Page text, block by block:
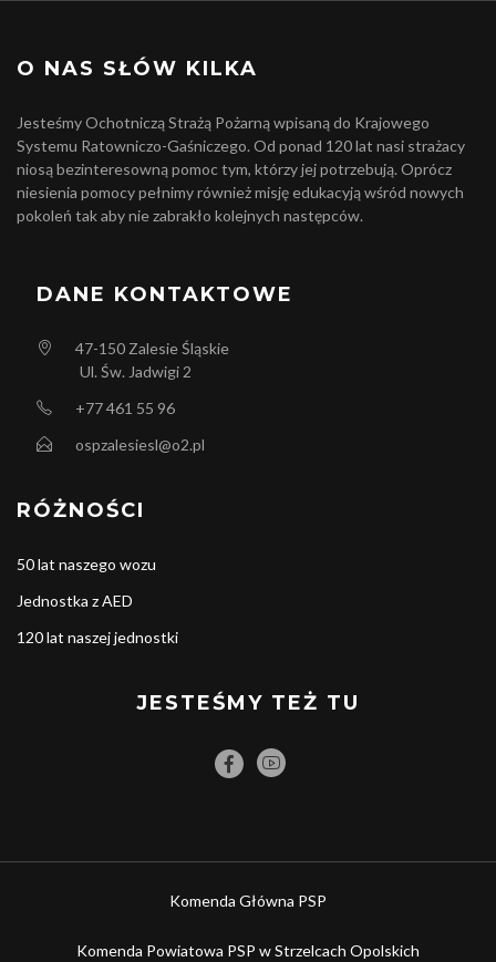
O NAS SŁÓW KILKA
Jesteśmy Ochotniczą Strażą Pożarną wpisaną do Krajowego
Systemu Ratowniczo-Gaśniczego. Od ponad 120 lat nasi strażacy
niosą bezinteresowną pomoc tym, którzy jej potrzebują. Oprócz
niesienia pomocy pełnimy również misję edukacyją wśród nowych
pokoleń tak aby nie zabrakło kolejnych następców.
DANE KONTAKTOWE
47-150 Zalesie Śląskie
Ul. Św. Jadwigi 2
+77 461 55 96
ospzalesiesl@o2.pl
RÓŻNOŚCI
50 lat naszego wozu
Jednostka z AED
120 lat naszej jednostki
JESTEŚMY TEŻ TU
Komenda Główna PSP
Komenda Powiatowa PSP w Strzelcach Opolskich